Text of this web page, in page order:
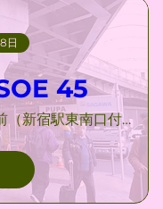
日
45
NEWoMan 新宿前（新宿駅東南口付近）｜NEWoMan Shinjuku